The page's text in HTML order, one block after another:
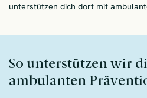
unterstützen dich dort mit
So unterstützen wir
ambulanten